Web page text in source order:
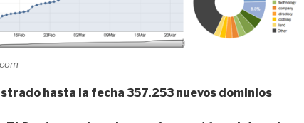
hasta la fecha 357.253 nuevos dominios